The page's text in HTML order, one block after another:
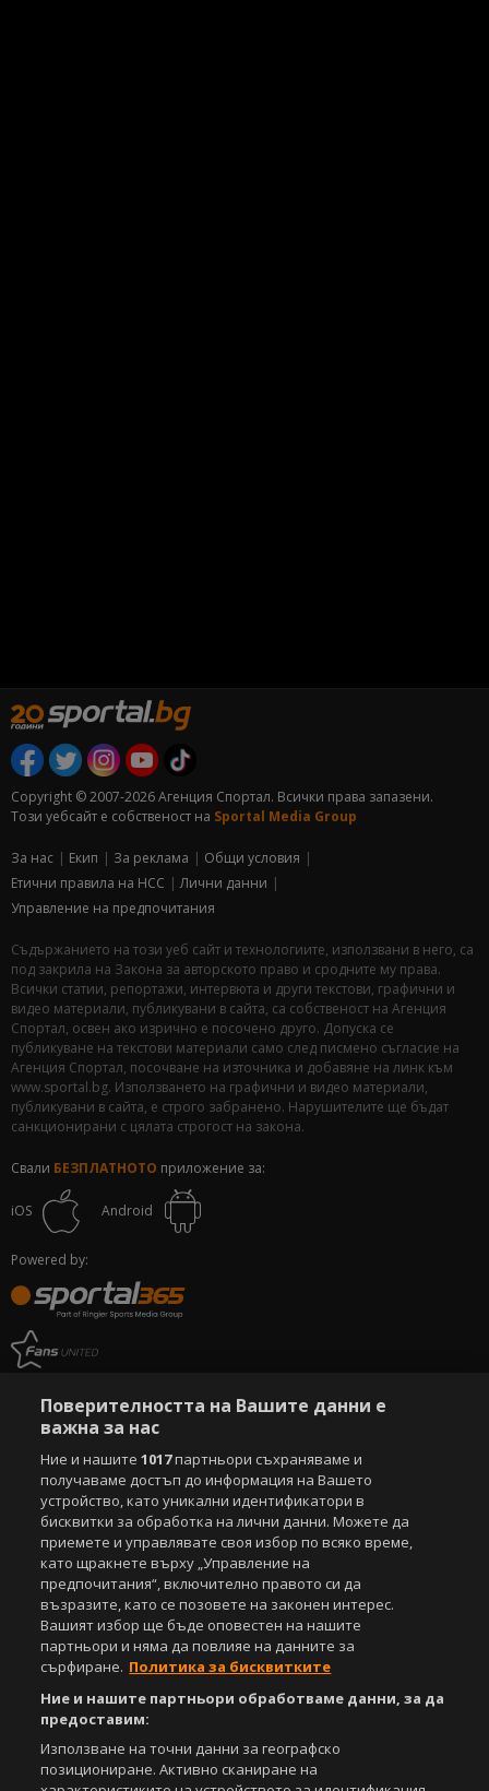
Copyright © 2007-2026 Агенция Спортал. Всички права запазени.
Този уебсайт е собственост на Sportal Media Group
За нас Екип За рекламa
Общи условия
Етични правила на НСС
Лични данни
Управление на предпочитания
Съдържанието на този уеб сайт и технологиите, използвани в него, са
под закрила на Закона за авторското право и сродните му права.
Всички статии, репортажи, интервюта и други текстови, графични и
видео материали, публикувани в сайта, са собственост на Агенция
Спортал, освен ако изрично е посочено друго. Допуска се
публикуване на текстови материали само след писмено съгласие на
Агенция Спортал, посочване на източника и добавяне на линк към
www.sportal.bg. Използването на графични и видео материали,
публикувани в сайта, е строго забранено. Нарушителите ще бъдат
санкционирани с цялата строгост на закона.
Свали БЕЗПЛАТНОТО приложение за:
iOS Android
Powered by:
Поверителността на Вашите данни е
важна за нас
Ние и нашите1017партньори съхраняваме и
получаваме достъп до информация на Вашето
устройство, като уникални идентификатори в
бисквитки за обработка на лични данни. Можете да
приемете и управлявате своя избор по всяко време,
като щракнете върху „Управление на
предпочитания“, включително правото си да
възразите, като се позовете на законен интерес.
Вашият избор ще бъде оповестен на нашите
партньори и няма да повлияе на данните за
сърфиране. Политика за бисквитките
Ние и нашите партньори обработваме данни, за да
предоставим:
Използване на точни данни за географско
позициониране. Активно сканиране на